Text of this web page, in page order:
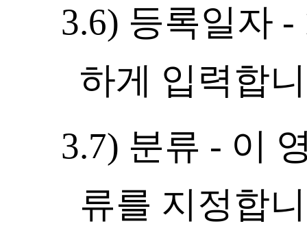
3.6) 등록일자
하게 입력합
3.7) 분류 - 이
류를 지정합